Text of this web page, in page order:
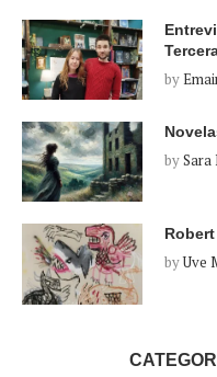
by
bySara
byUve